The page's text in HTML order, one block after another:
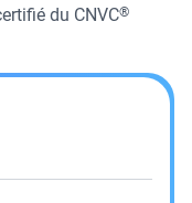
du CNVC®